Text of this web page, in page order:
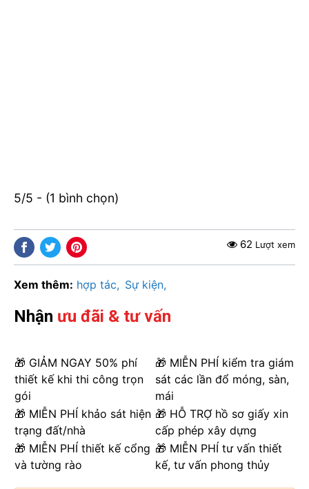
5/5 - (1 bình chọn)
62 Lượt xem
Xem thêm: hợp tác Sự kiện
Nhận ưu đãi & tư vấn
🎁 GIẢM NGAY 50% phí
thiết kế khi thi công trọn
gói
🎁 MIỄN PHÍ kiểm tra giám
sát các lần đổ móng, sàn,
mái
🎁 MIỄN PHÍ khảo sát hiện
trạng đất/nhà
🎁 HỖ TRỢ hồ sơ giấy xin
cấp phép xây dựng
🎁 MIỄN PHÍ thiết kế cổng
và tường rào
🎁 MIỄN PHÍ tư vấn thiết
kế, tư vấn phong thủy